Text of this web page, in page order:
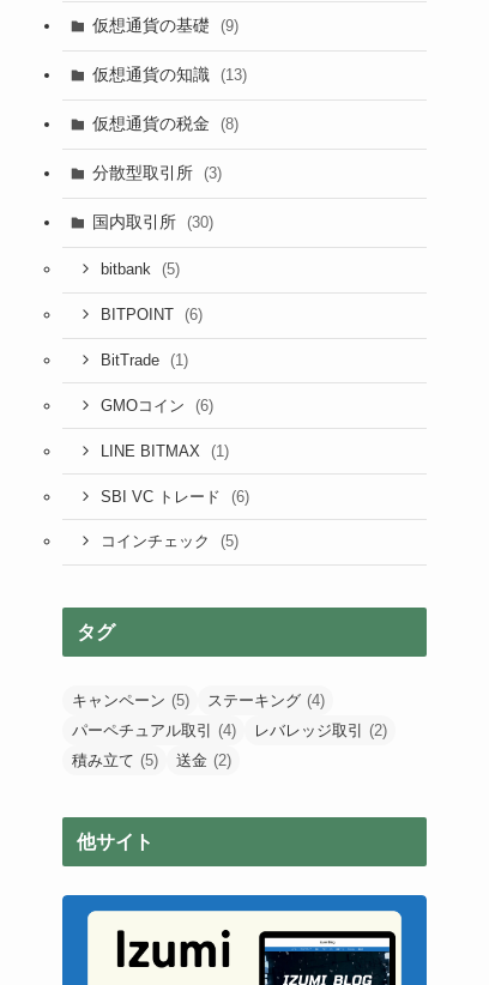
仮想通貨の基礎 (9)
仮想通貨の知識 (13)
仮想通貨の税金 (8)
分散型取引所 (3)
国内取引所 (30)
bitbank (5)
BITPOINT (6)
BitTrade (1)
GMOコイン (6)
LINE BITMAX (1)
SBI VC トレード (6)
コインチェック (5)
タグ
キャンペーン (5) ステーキング (4)
パーペチュアル取引
(4) レバレッジ取引
(2)
積み立て (5) 送金 (2)
他サイト